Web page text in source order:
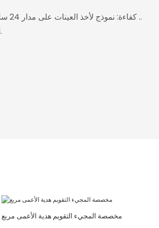
كفاءة: نموذج لأخذ العينات على مدار 24 ساعة ، والتسليم في غضون 7 أيام في أسرع ..
الجودة: مراقبة جودة صارمة في كل عملية.
مخصصة المجيء التقويم هدية الأعمى مربع